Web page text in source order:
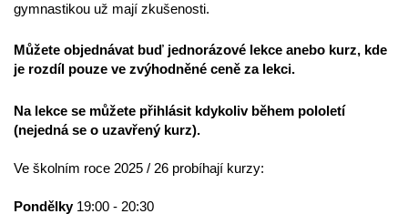
gymnastikou už mají zkušenosti.
Můžete objednávat buď jednorázové lekce anebo kurz, kde
je rozdíl pouze ve zvýhodněné ceně za lekci.
Na lekce se můžete přihlásit kdykoliv během pololetí
(nejedná se o uzavřený kurz).
Ve školním roce 2025 / 26 probíhají kurzy:
Pondělky 19:00 - 20:30